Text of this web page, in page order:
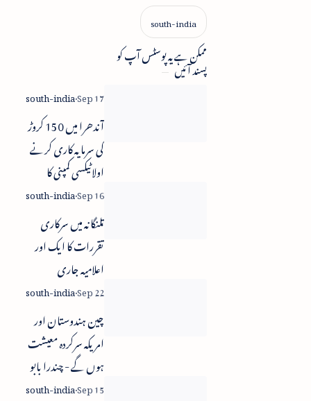
ممکن ہے یہ پوسٹس آپ کو
پسند آئیں
آندھرا میں 150 کروڑ
کی سرمایہ کاری کرنے
اولا ٹیکسی کمپنی کا
اعلان
تلنگانہ میں سرکاری
تقررات کا ایک اور
اعلامیہ جاری
چین ہندوستان اور
امریکہ سرکردہ معیشت
ہوں گے - چندرا بابو
نائیڈو